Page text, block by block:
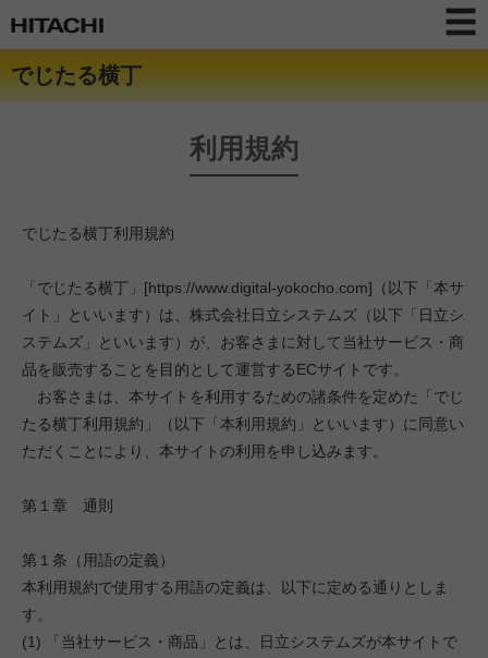
でじたる横丁
利用規約
でじたる横丁利用規約
「でじたる横丁」[https://www.digital-yokocho.com]（以下「本サ
イト」といいます）は、株式会社日立システムズ（以下「日立シ
ステムズ」といいます）が、お客さまに対して当社サービス・商
品を販売することを目的として運営するECサイトです。
お客さまは、本サイトを利用するための諸条件を定めた「でじ
たる横丁利用規約」（以下「本利用規約」といいます）に同意い
ただくことにより、本サイトの利用を申し込みます。
第１章 通則
第１条（用語の定義）
本利用規約で使用する用語の定義は、以下に定める通りとしま
す。
(1) 「当社サービス・商品」とは、日立システムズが本サイトで